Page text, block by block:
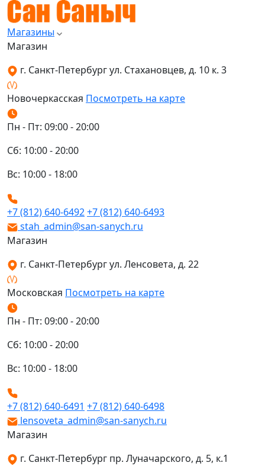
Магазины
Магазин
г. Санкт-Петербург ул. Стахановцев, д. 10 к. 3
Новочеркасская Посмотреть на карте
Пн - Пт: 09:00 - 20:00
Сб: 10:00 - 20:00
Вс: 10:00 - 18:00
+7 (812) 640-6492+7 (812) 640-6493
stah_admin@san-sanych.ru
Магазин
г. Санкт-Петербург ул. Ленсовета, д. 22
Московская Посмотреть на карте
Пн - Пт: 09:00 - 20:00
Сб: 10:00 - 20:00
Вс: 10:00 - 18:00
+7 (812) 640-6491 +7 (812) 640-6498
lensoveta_admin@san-sanych.ru
Магазин
г. Санкт-Петербург пр. Луначарского, д. 5, к.1